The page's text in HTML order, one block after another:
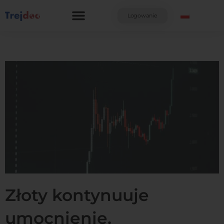
do
Logowanie
Złoty kontynuuje
umocnienie.